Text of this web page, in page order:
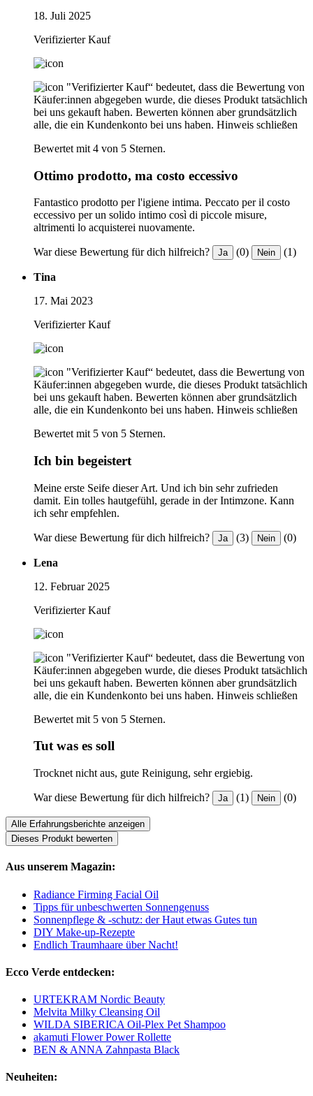
18. Juli 2025
Verifizierter Kauf
"Verifizierter Kauf“ bedeutet, dass die Bewertung von
Käufer:innen abgegeben wurde, die dieses Produkt tatsächlich
bei uns gekauft haben. Bewerten können aber grundsätzlich
alle, die ein Kundenkonto bei uns haben. Hinweis schließen
Bewertet mit 4 von 5 Sternen.
Ottimo prodotto, ma costo eccessivo
Fantastico prodotto per l'igiene intima. Peccato per il costo
eccessivo per un solido intimo così di piccole misure,
altrimenti lo acquisterei nuovamente.
War diese Bewertung für dich hilfreich? Ja (0) Nein (1)
Tina
17. Mai 2023
Verifizierter Kauf
"Verifizierter Kauf“ bedeutet, dass die Bewertung von
Käufer:innen abgegeben wurde, die dieses Produkt tatsächlich
bei uns gekauft haben. Bewerten können aber grundsätzlich
alle, die ein Kundenkonto bei uns haben. Hinweis schließen
Bewertet mit 5 von 5 Sternen.
Ich bin begeistert
Meine erste Seife dieser Art. Und ich bin sehr zufrieden
damit. Ein tolles hautgefühl, gerade in der Intimzone. Kann
ich sehr empfehlen.
War diese Bewertung für dich hilfreich? Ja (3) Nein (0)
Lena
12. Februar 2025
Verifizierter Kauf
"Verifizierter Kauf“ bedeutet, dass die Bewertung von
Käufer:innen abgegeben wurde, die dieses Produkt tatsächlich
bei uns gekauft haben. Bewerten können aber grundsätzlich
alle, die ein Kundenkonto bei uns haben. Hinweis schließen
Bewertet mit 5 von 5 Sternen.
Tut was es soll
Trocknet nicht aus, gute Reinigung, sehr ergiebig.
War diese Bewertung für dich hilfreich? Ja (1) Nein (0)
Alle Erfahrungsberichte anzeigen
Dieses Produkt bewerten
Aus unserem Magazin:
Radiance Firming Facial Oil
Tipps für unbeschwerten Sonnengenuss
Sonnenpflege & -schutz: der Haut etwas Gutes tun
DIY Make-up-Rezepte
Endlich Traumhaare über Nacht!
Ecco Verde entdecken:
URTEKRAM Nordic Beauty
Melvita Milky Cleansing Oil
WILDA SIBERICA Oil-Plex Pet Shampoo
akamuti Flower Power Rollette
BEN & ANNA Zahnpasta Black
Neuheiten: